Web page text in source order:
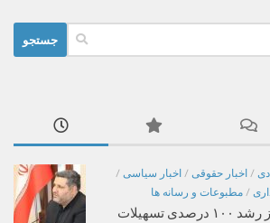
/ اخبار حقوقی / اخبار سیاسی /
/ مطبوعات و رسانه ها
فرماندار تربت‌حیدریه از رشد ۱۰۰ درصدی تسهیلات